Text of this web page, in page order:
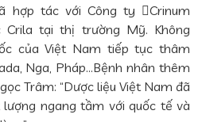
hợp tác với Công ty Crinum
Crila tại thị trường Mỹ. Không
của Việt Nam tiếp tục thâm
Nga, Pháp…Bệnh nhân thêm
Trâm: “Dược liệu Việt Nam đã
ngang tầm với quốc tế và